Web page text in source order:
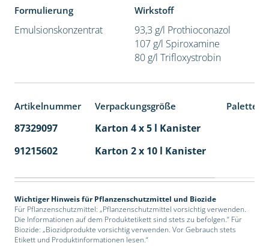
Formulierung
Emulsionskonzentrat
Wirkstoff
93,3 g/l Prothioconazol
107 g/l Spiroxamine
80 g/l Trifloxystrobin
Artikelnummer Verpackungsgröße
87329097 Karton 4 x 5 l Kanister
91215602
Karton 2 x 10 l Kanister
Wichtiger Hinweis für Pflanzenschutzmittel und Biozide
Für Pflanzenschutzmittel: „Pflanzenschutzmittel vorsichtig verwenden.
Die Informationen auf dem Produktetikett sind stets zu befolgen.“ Für
Biozide: „Biozidprodukte vorsichtig verwenden. Vor Gebrauch stets
Etikett und Produktinformationen lesen.“